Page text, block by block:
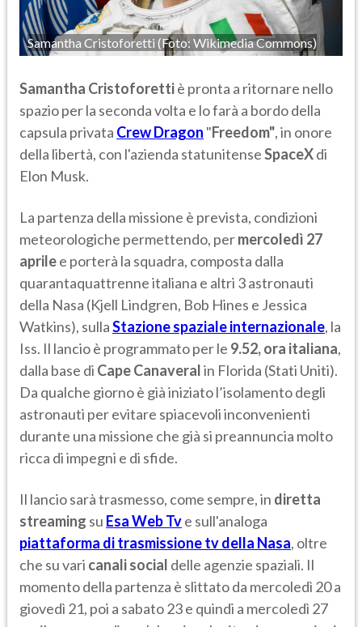
Samantha Cristoforetti (Foto: Wikimedia Commons)
Samantha Cristoforettiè pronta a ritornare nello
spazio per la seconda volta e lo farà a bordo della
capsula privata Crew Dragon "Freedom", in onore
della libertà, con l'azienda statunitenseSpaceXdi
Elon Musk.
La partenza della missione è prevista, condizioni
meteorologiche permettendo, permercoledì 27
aprilee porterà la squadra, composta dalla
quarantaquattrenne italiana e altri 3 astronauti
della Nasa (Kjell Lindgren, Bob Hines e Jessica
Watkins), sullaStazione spaziale internazionale, la
Iss. Il lancio è programmato per le 9.52, ora italiana,
dalla base di Cape Canaveralin Florida (Stati Uniti).
Da qualche giorno è già iniziato l’isolamento degli
astronauti per evitare spiacevoli inconvenienti
durante una missione che già si preannuncia molto
ricca di impegni e di sfide.
Il lancio sarà trasmesso, come sempre, in diretta
streaming su Esa Web Tve sull'analoga
piattaforma di trasmissione tv della Nasa, oltre
che su vari canali social delle agenzie spaziali. Il
momento della partenza è slittato da mercoledì 20 a
giovedì 21, poi a sabato 23 e quindi a mercoledì 27